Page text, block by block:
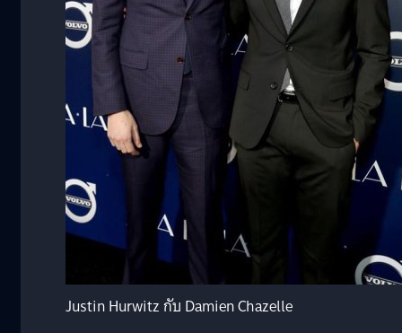
Justin Hurwitz กับ Damien Chazelle